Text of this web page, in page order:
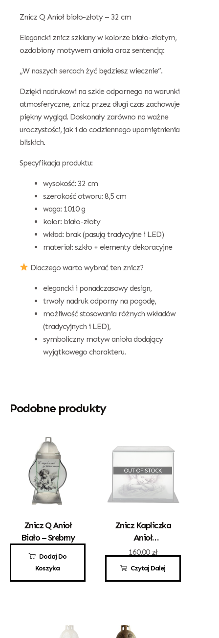
Znicz Q Anioł biało-złoty – 32 cm
Elegancki znicz szklany w kolorze biało-złotym,
ozdobiony motywem anioła oraz sentencją:
„W naszych sercach żyć będziesz wiecznie”.
Dzięki nadrukowi na szkle odpornego na warunki
atmosferyczne, znicz przez długi czas zachowuje
piękny wygląd. Doskonały zarówno na ważne
uroczystości, jak i do codziennego upamiętnienia
bliskich.
Specyfikacja produktu:
wysokość: 32 cm
szerokość otworu: 8,5 cm
waga: 1010 g
kolor: biało-złoty
wkład: brak (pasują tradycyjne i LED)
materiał: szkło + elementy dekoracyjne
Dlaczego warto wybrać ten znicz?
elegancki i ponadczasowy design,
trwały nadruk odporny na pogodę,
możliwość stosowania różnych wkładów
(tradycyjnych i LED),
symboliczny motyw anioła dodający
wyjątkowego charakteru.
Podobne produkty
Dodaj Do
Koszyka
Znicz Q Anioł
Biało – Srebrny
65,00 zł
OUT OF STOCK
Czytaj Dalej
Znicz Kapliczka
Anioł
Panorama
Czarny
160,00 zł